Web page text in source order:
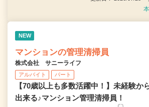
NEW
マンションの管理清掃員
株式会社 サニーライフ
アルバイト パート
【70歳以上も多数活躍中！】未経験か
出来る♪マンション管理清掃員！